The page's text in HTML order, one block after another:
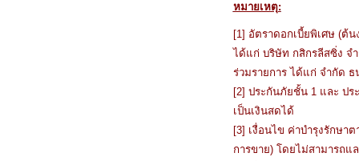
หมายเหตุ:
[1] อัตราดอกเบี้ยพิเศษ (ต้
ได้แก่ บริษัท กสิกรลีสซิ่ง จํ
ร่วมรายการ ได้แก่ จํากัด
[2] ประกันภัยชั้น 1 และ ป
เป็นเงินสดได้
[3] เงื่อนไข ค่าบำรุงรักษา
การขาย) โดยไม่สามารถแ